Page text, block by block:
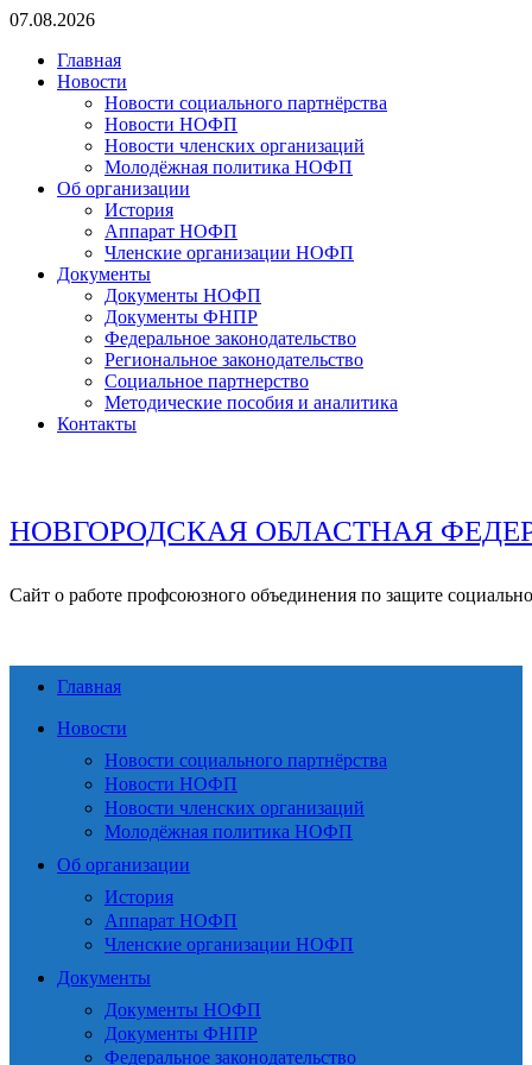
Перейти
содержимому
07.08.2026
Главная
Новости
Новости социального партнёрства
Новости НОФП
Новости членских организаций
Молодёжная политика НОФП
Об организации
История
Аппарат НОФП
Членские организации НОФП
Документы
Документы НОФП
Документы ФНПР
Федеральное законодательство
Региональное законодательство
Социальное партнерство
Методические пособия и аналитика
Контакты
НОВГОРОДСКАЯ ОБЛАСТНАЯ
Сайт о работе профсоюзного объединения по защите
Главная
Новости
Новости социального партнёрства
Новости НОФП
Новости членских организаций
Молодёжная политика НОФП
Об организации
История
Аппарат НОФП
Членские организации НОФП
Документы
Документы НОФП
Документы ФНПР
Федеральное законодательство